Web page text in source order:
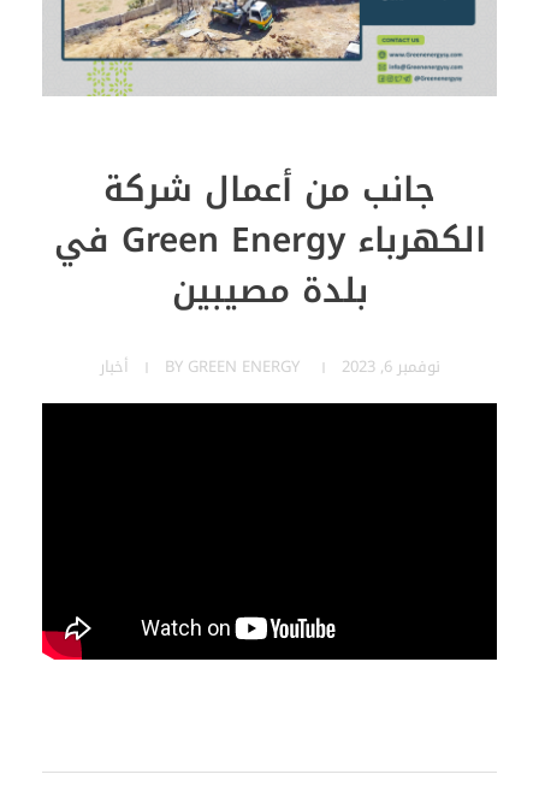
جانب من أعمال شركة
الكهرباء Green Energy في
بلدة مصيبين
نوفمبر 6, 2023 BY GREEN ENERGY أخبار